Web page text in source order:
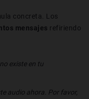
concreta. Los
mensajes refiriendo
existe en tu
audio ahora. Por favor,